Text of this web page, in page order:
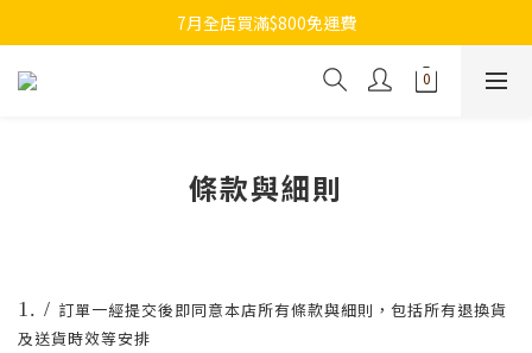
7月全店買滿$800免運費
7月全店買滿$800免運費
歡迎whatsapp查詢各類型日本代購
條款與細則
1. / 訂單一經提交後即同意本店所有條款與細則，包括所有退換貨
及送貨時效等安排